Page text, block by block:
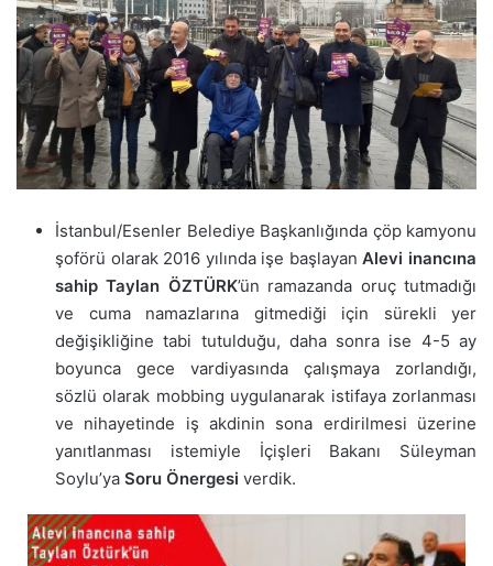
İstanbul/Esenler Belediye Başkanlığında çöp kamyonu
şoförü olarak 2016 yılında işe başlayanAlevi inancına
sahip Taylan ÖZTÜRK’ün ramazanda oruç tutmadığı
ve cuma namazlarına gitmediği için sürekli yer
değişikliğine tabi tutulduğu, daha sonra ise 4-5 ay
boyunca gece vardiyasında çalışmaya zorlandığı,
sözlü olarak mobbing uygulanarak istifaya zorlanması
ve nihayetinde iş akdinin sona erdirilmesi üzerine
yanıtlanması istemiyle İçişleri Bakanı Süleyman
Soylu’ya Soru Önergesi verdik.